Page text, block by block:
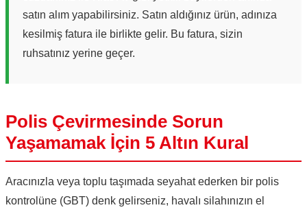
satın alım yapabilirsiniz. Satın aldığınız ürün, adınıza
kesilmiş fatura ile birlikte gelir. Bu fatura, sizin
ruhsatınız yerine geçer.
Polis Çevirmesinde Sorun
Yaşamamak İçin 5 Altın Kural
Aracınızla veya toplu taşımada seyahat ederken bir polis
kontrolüne (GBT) denk gelirseniz, havalı silahınızın el